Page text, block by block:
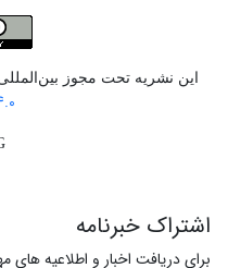
این نشریه تحت مجوز
اشتراک خبرنامه
برای دریافت اخبار و اطلاعیه